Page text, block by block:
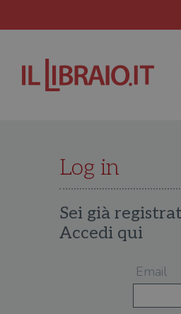
Log in
Sei già
Accedi qui
Email